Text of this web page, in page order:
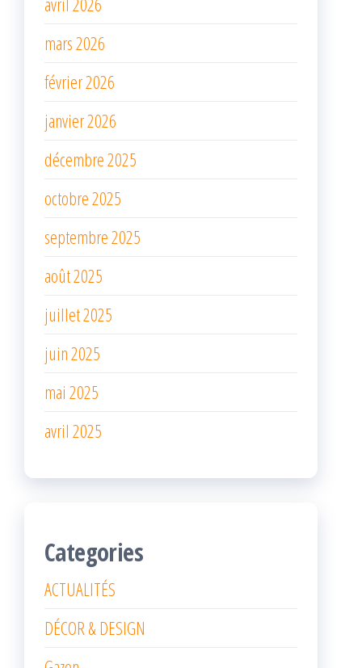
mars 2026
février 2026
janvier 2026
décembre 2025
octobre 2025
septembre 2025
août 2025
juillet 2025
juin 2025
mai 2025
avril 2025
Categories
ACTUALITÉS
DÉCOR & DESIGN